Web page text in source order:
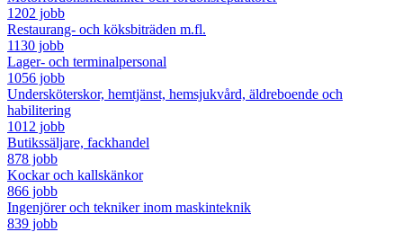
1202 jobb
Restaurang- och köksbiträden m.fl.
1130 jobb
Lager- och terminalpersonal
1056 jobb
Undersköterskor, hemtjänst, hemsjukvård, äldreboende och
habilitering
1012 jobb
Butikssäljare, fackhandel
878 jobb
Kockar och kallskänkor
866 jobb
Ingenjörer och tekniker inom maskinteknik
839 jobb